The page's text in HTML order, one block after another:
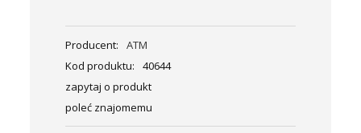
Producent:
ATM
Kod produktu:
40644
zapytaj o produkt
poleć znajomemu